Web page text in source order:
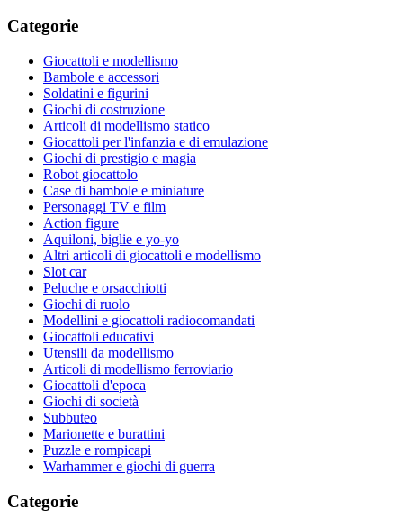
Categorie
Giocattoli e modellismo
Bambole e accessori
Soldatini e figurini
Giochi di costruzione
Articoli di modellismo statico
Giocattoli per l'infanzia e di emulazione
Giochi di prestigio e magia
Robot giocattolo
Case di bambole e miniature
Personaggi TV e film
Action figure
Aquiloni, biglie e yo-yo
Altri articoli di giocattoli e modellismo
Slot car
Peluche e orsacchiotti
Giochi di ruolo
Modellini e giocattoli radiocomandati
Giocattoli educativi
Utensili da modellismo
Articoli di modellismo ferroviario
Giocattoli d'epoca
Giochi di società
Subbuteo
Marionette e burattini
Puzzle e rompicapi
Warhammer e giochi di guerra
Categorie